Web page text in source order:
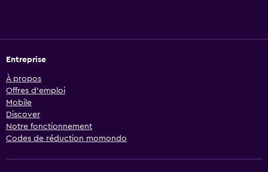
Entreprise
À propos
Offres d’emploi
Mobile
Discover
Notre fonctionnement
Codes de réduction momondo